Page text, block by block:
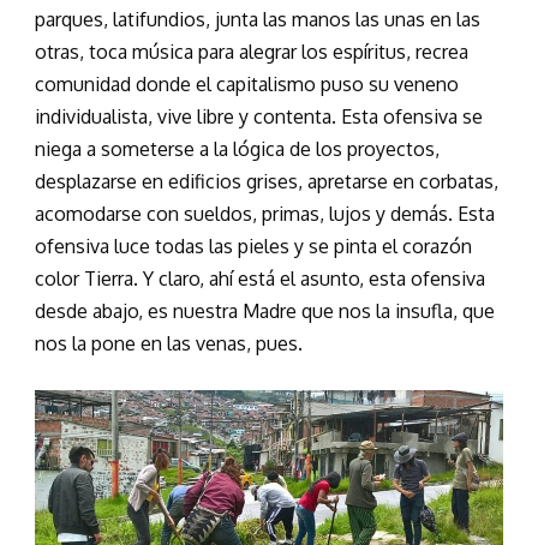
parques, latifundios, junta las manos las unas en las
otras, toca música para alegrar los espíritus, recrea
comunidad donde el capitalismo puso su veneno
individualista, vive libre y contenta. Esta ofensiva se
niega a someterse a la lógica de los proyectos,
desplazarse en edificios grises, apretarse en corbatas,
acomodarse con sueldos, primas, lujos y demás. Esta
ofensiva luce todas las pieles y se pinta el corazón
color Tierra. Y claro, ahí está el asunto, esta ofensiva
desde abajo, es nuestra Madre que nos la insufla, que
nos la pone en las venas, pues.